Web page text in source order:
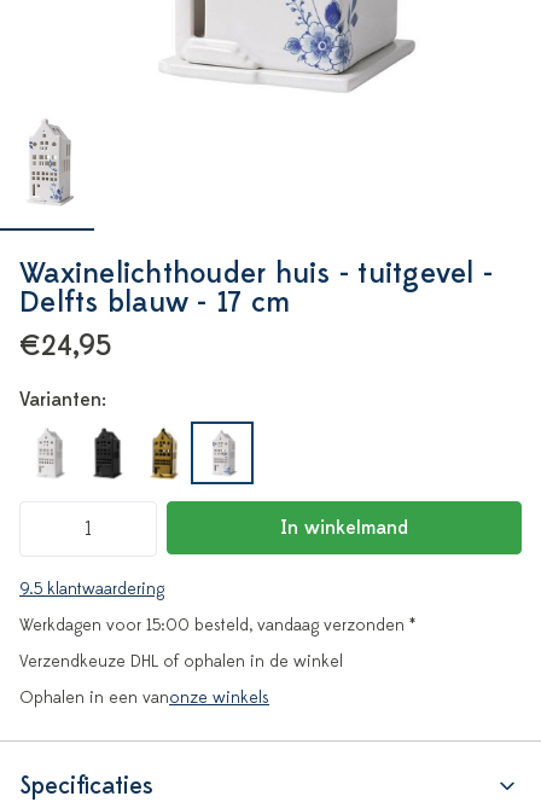
Waxinelichthouder huis - tuitgevel -
Delfts blauw - 17 cm
€24,95
Varianten:
In winkelmand
9.5 klantwaardering
Werkdagen voor 15:00 besteld, vandaag verzonden *
Verzendkeuze DHL of ophalen in de winkel
Ophalen in een vanonze winkels
Specificaties